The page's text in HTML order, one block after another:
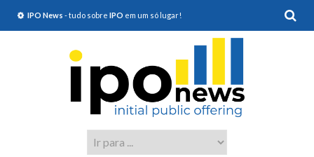
IPO News - tudo sobre IPO em um só lugar!